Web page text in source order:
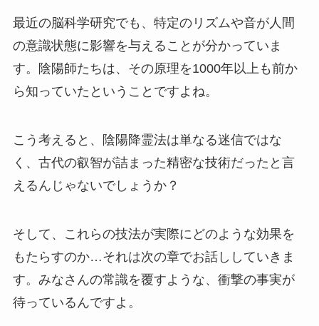
最近の脳科学研究でも、特定のリズムや音が人間
の意識状態に影響を与えることが分かっていま
す。陰陽師たちは、その原理を1000年以上も前か
ら知っていたということですよね。
こう考えると、陰陽降霊法は単なる迷信ではな
く、古代の叡智が詰まった精密な技術だったと言
えるんじゃないでしょうか？
そして、これらの技法が実際にどのような効果を
もたらすのか…それは次の章でお話ししていきま
す。みなさんの常識を覆すような、衝撃の事実が
待っているんですよ。